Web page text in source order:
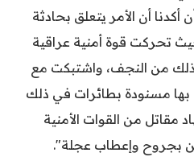
أن الأمر يتعلق بحادثة
بتاريخ 5/3/2026، حيث تحركت قوة أمنية عراقية
من النجف، واشتبكت مع
مسنودة بطائرات في ذلك
مقاتل من القوات الأمنية
بجروح وإعطاب عجلة".